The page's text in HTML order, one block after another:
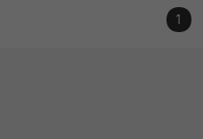
1